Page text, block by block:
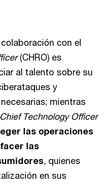
con el
(CHRO) es
al talento sobre su
y
mientras
Chief Technology Officer
las operaciones
las
, quienes
en sus